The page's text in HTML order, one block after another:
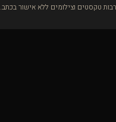
טקסטים וצילומים ללא אישור בכתב.